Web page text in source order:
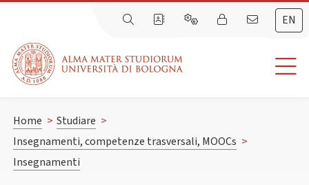
EN
Home > Studiare >
Insegnamenti, competenze trasversali, MOOCs >
Insegnamenti